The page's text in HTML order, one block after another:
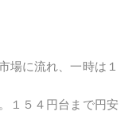
場に流れ、一時は１
１５４円台まで円安